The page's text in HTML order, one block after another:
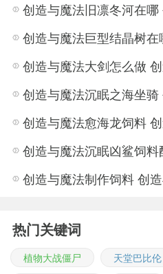
热门关键词
植物大战僵尸 天堂巴比伦